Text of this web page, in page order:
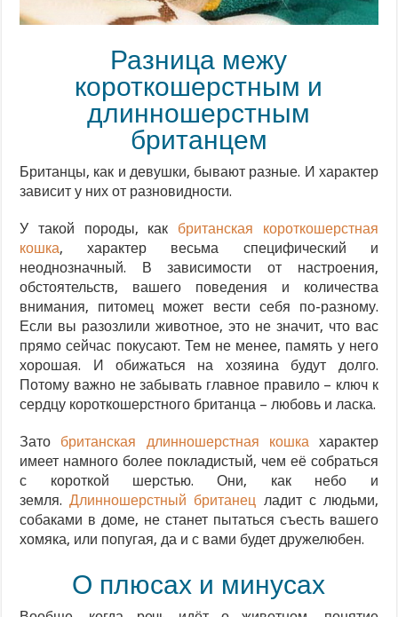
Разница межу
короткошерстным и
длинношерстным
британцем
Британцы, как и девушки, бывают разные. И характер
зависит у них от разновидности.
У такой породы, как британская короткошерстная
кошка, характер весьма специфический и
неоднозначный. В зависимости от настроения,
обстоятельств, вашего поведения и количества
внимания, питомец может вести себя по-разному.
Если вы разозлили животное, это не значит, что вас
прямо сейчас покусают. Тем не менее, память у него
хорошая. И обижаться на хозяина будут долго.
Потому важно не забывать главное правило – ключ к
сердцу короткошерстного британца – любовь и ласка.
Зато британская длинношерстная кошка характер
имеет намного более покладистый, чем её собраться
с короткой шерстью. Они, как небо и
земля.Длинношерстный британец ладит с людьми,
собаками в доме, не станет пытаться съесть вашего
хомяка, или попугая, да и с вами будет дружелюбен.
О плюсах и минусах